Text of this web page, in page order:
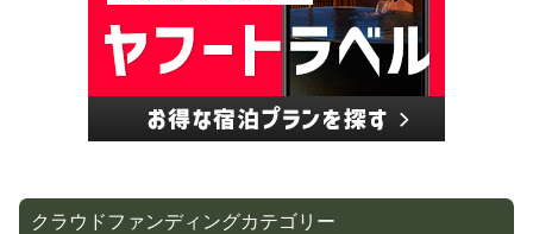
クラウドファンディングカテゴリー